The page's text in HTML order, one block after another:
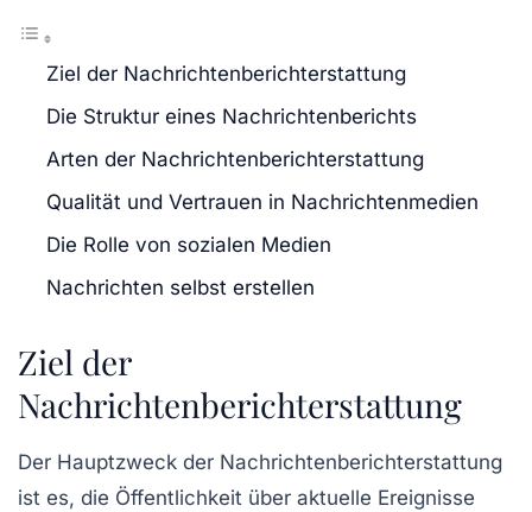
Ziel der Nachrichtenberichterstattung
Die Struktur eines Nachrichtenberichts
Arten der Nachrichtenberichterstattung
Qualität und Vertrauen in Nachrichtenmedien
Die Rolle von sozialen Medien
Nachrichten selbst erstellen
Ziel der
Nachrichtenberichterstattung
Der Hauptzweck der Nachrichtenberichterstattung
ist es, die Öffentlichkeit über aktuelle Ereignisse